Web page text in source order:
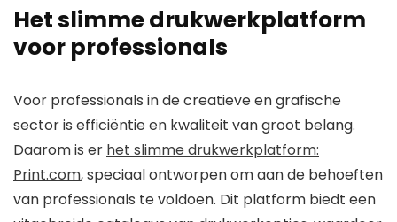
Het slimme drukwerkplatform
voor professionals
Voor professionals in de creatieve en grafische
sector is efficiëntie en kwaliteit van groot belang.
Daarom is er het slimme drukwerkplatform:
Print.com, speciaal ontworpen om aan de behoeften
van professionals te voldoen. Dit platform biedt een